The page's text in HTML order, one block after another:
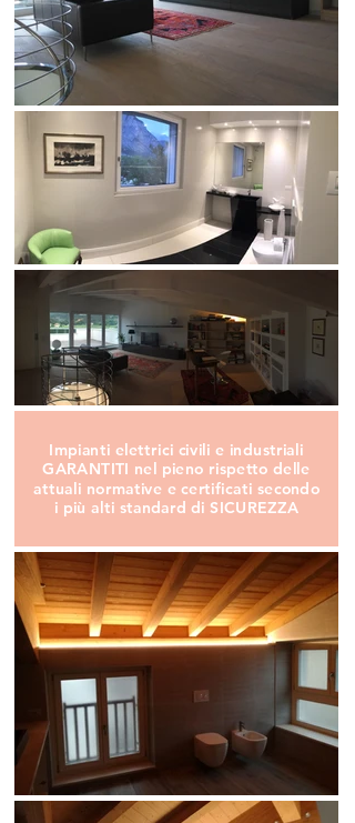
Impianti elettrici civili e industriali
GARANTITI nel pieno rispetto delle
attuali normative e certificati secondo
i più alti standard di SICUREZZA